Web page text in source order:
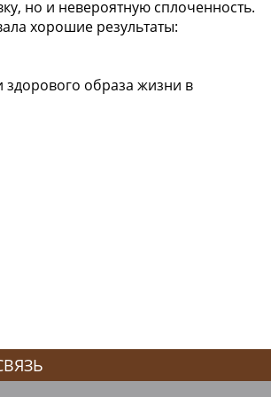
но и невероятную сплоченность.
хорошие результаты:
здорового образа жизни в